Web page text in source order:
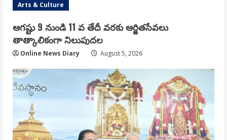
Arts & Culture
ఆగష్టు 9 నుండి 11 వ తేదీ వరకు ఆర్జితసేవలు
తాత్కాలికంగా నిలుపుదల
Online News Diary August 5, 2026